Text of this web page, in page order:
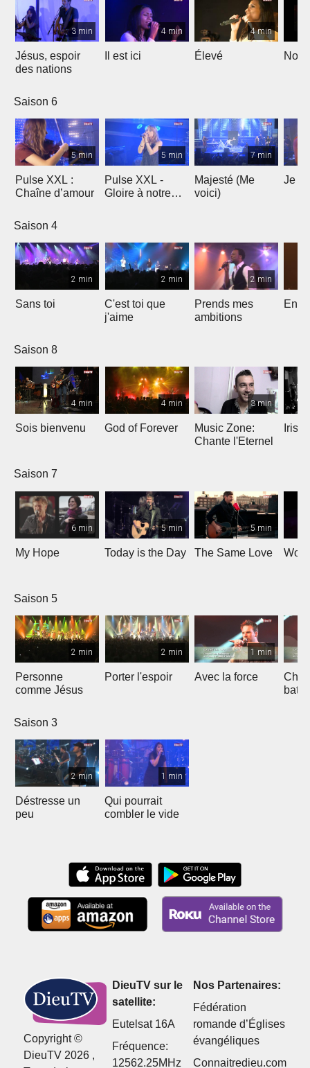
3 min
Jésus, espoir
des nations
4 min
Il est ici
4 min
Élevé
Saison 6
5 min
Pulse XXL :
Chaîne d’amour
5 min
Pulse XXL -
Gloire à notre
7 min
Majesté (Me
voici)
Je te
Saison 4
2 min
Sans toi
2 min
C'est toi que
j'aime
2 min
Prends mes
ambitions
Saison 8
4 min
Sois bienvenu
4 min
God of Forever
3 min
Music Zone:
Chante l'Eternel
Irish
Saison 7
6 min
My Hope
5 min
Today is the Day
5 min
The Same Love
Saison 5
2 min
Personne
comme Jésus
2 min
Porter l'espoir
1 min
Avec la force
Saison 3
2 min
Déstresse un
peu
1 min
Qui pourrait
combler le vide
Copyright ©
DieuTV 2026 ,
DieuTV sur le
satellite:
Eutelsat 16A
Fréquence:
12562.25MHz
Nos Partenaires:
Fédération
romande d’Églises
évangéliques
Connaitredieu.com